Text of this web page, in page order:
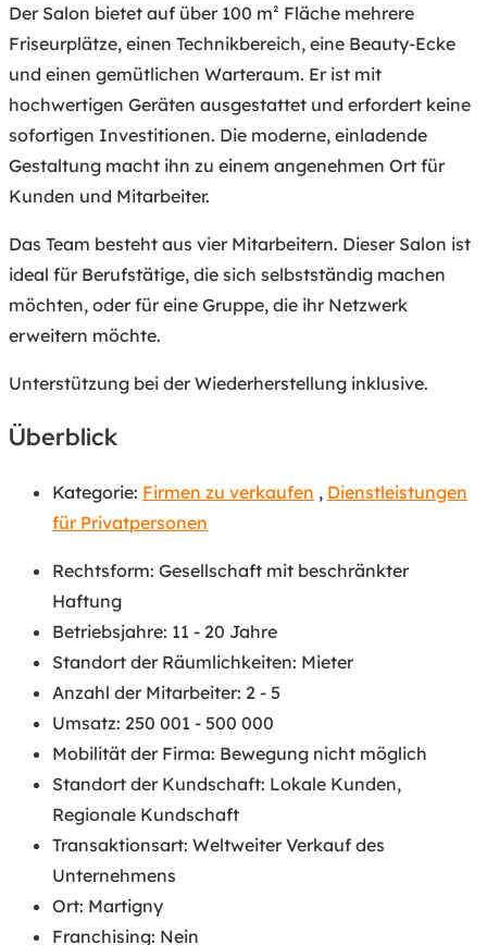
Der Salon bietet auf über 100 m² Fläche mehrere
Friseurplätze, einen Technikbereich, eine Beauty-Ecke
und einen gemütlichen Warteraum. Er ist mit
hochwertigen Geräten ausgestattet und erfordert keine
sofortigen Investitionen. Die moderne, einladende
Gestaltung macht ihn zu einem angenehmen Ort für
Kunden und Mitarbeiter.
Das Team besteht aus vier Mitarbeitern. Dieser Salon ist
ideal für Berufstätige, die sich selbstständig machen
möchten, oder für eine Gruppe, die ihr Netzwerk
erweitern möchte.
Unterstützung bei der Wiederherstellung inklusive.
Überblick
Kategorie: Firmen zu verkaufen , Dienstleistungen
für Privatpersonen
Rechtsform: Gesellschaft mit beschränkter
Haftung
Betriebsjahre: 11 - 20 Jahre
Standort der Räumlichkeiten: Mieter
Anzahl der Mitarbeiter: 2 - 5
Umsatz: 250 001 - 500 000
Mobilität der Firma: Bewegung nicht möglich
Standort der Kundschaft: Lokale Kunden,
Regionale Kundschaft
Transaktionsart: Weltweiter Verkauf des
Unternehmens
Ort: Martigny
Franchising: Nein